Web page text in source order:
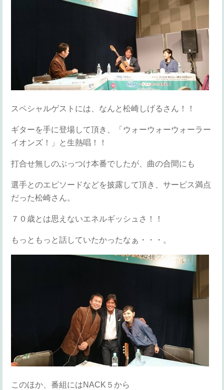
スペシャルゲストには、なんと松崎しげるさん！！
ギターを手に登場して頂き、「ウォーウォーウォーラー
イオンズ！」と生熱唱！！
打合せ無しのぶっつけ本番でしたが、曲の合間にも
選手とのエピソードなどを披露して頂き、サービス満点
だった松崎さん。
７０歳とは思えないエネルギッシュさ！！
もっともっと話していたかったなぁ・・・。
このほか、番組にはNACK５から